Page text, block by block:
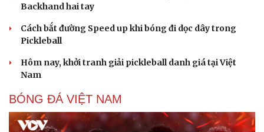
Backhand hai tay
Cách bắt đường Speed up khi bóng đi dọc dây trong
Pickleball
Hôm nay, khởi tranh giải pickleball danh giá tại Việt
Nam
BÓNG ĐÁ VIỆT NAM